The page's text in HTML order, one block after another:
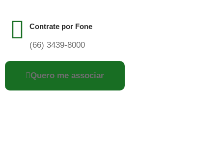
Contrate por Fone
(66) 3439-8000
Quero me associar